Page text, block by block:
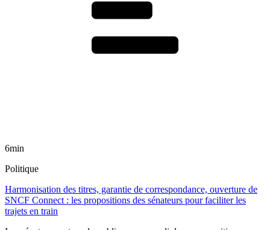
6min
Politique
Harmonisation des titres, garantie de correspondance, ouverture de
SNCF Connect : les propositions des sénateurs pour faciliter les
trajets en train